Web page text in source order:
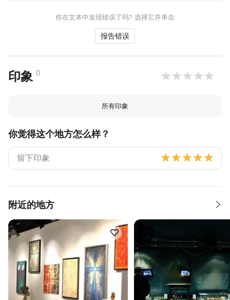
你在文本中发现错误了吗? 选择它并单击
报告错误
印象 0
所有印象
你觉得这个地方怎么样？
附近的地方